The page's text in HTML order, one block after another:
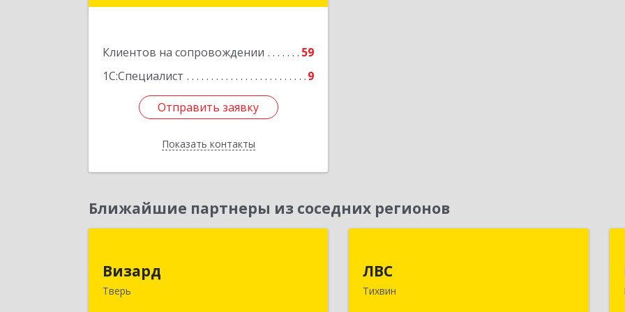
Клиентов на сопровождении
59
1С:Специалист
9
Отправить заявку
Показать контакты
Отправить заявку
Назад
Ближайшие партнеры из соседних регионов
Визард
Тверь
170006, Тверская обл, Тверь г,
ЛВС
Тихвин
Тихвинский р-н, Тихвин г, Ярослава